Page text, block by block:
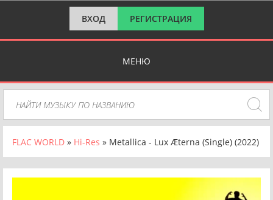
ВХОД РЕГИСТРАЦИЯ
МЕНЮ
FLAC WORLD » Hi-Res » Metallica - Lux Æterna (Single) (2022)